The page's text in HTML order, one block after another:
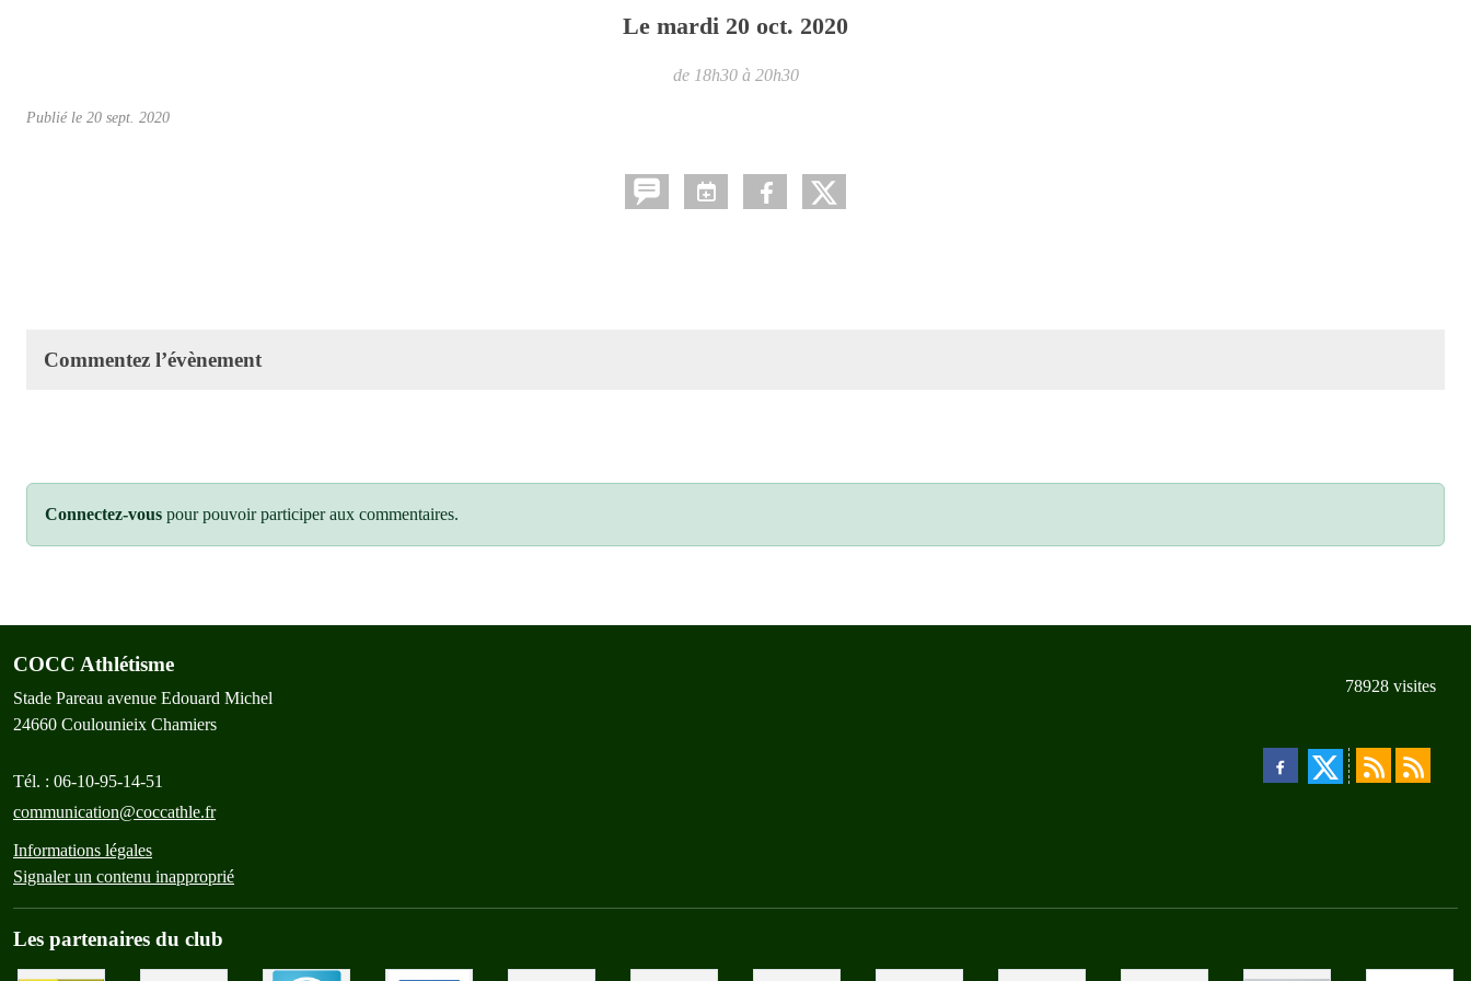
Le mardi 20 oct. 2020
de 18h30 à 20h30
Publié le 20 sept. 2020
Commentez l’évènement
Connectez-vous pour pouvoir participer aux commentaires.
COCC Athlétisme
Stade Pareau avenue Edouard Michel
24660 Coulounieix Chamiers
Tél. : 06-10-95-14-51
communication@coccathle.fr
Informations légales
Signaler un contenu inapproprié
78928 visites
Les partenaires du club